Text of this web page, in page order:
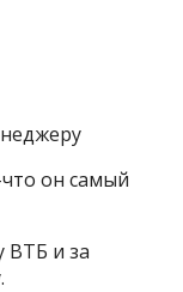
он самый
ВТБ и за